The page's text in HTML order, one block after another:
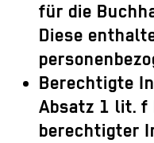
für die
Diese
Berechtigte
Absatz 1 lit. f
berechtigter